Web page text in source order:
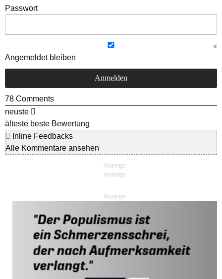
Passwort
Angemeldet bleiben
78 Comments
neuste
älteste beste Bewertung
Inline Feedbacks
Alle Kommentare ansehen
Anzeige